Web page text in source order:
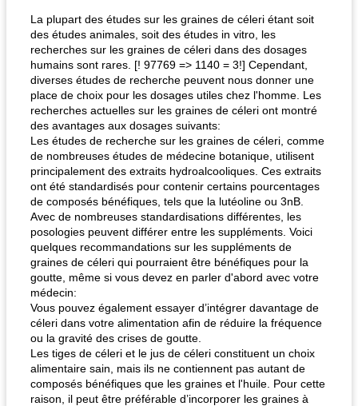
fiesta tostadas le méga's jopp joes
La plupart des études sur les graines de céleri étant soit
des études animales, soit des études in vitro, les
recherches sur les graines de céleri dans des dosages
humains sont rares. [! 97769 => 1140 = 3!] Cependant,
diverses études de recherche peuvent nous donner une
place de choix pour les dosages utiles chez l'homme. Les
recherches actuelles sur les graines de céleri ont montré
des avantages aux dosages suivants:
Les études de recherche sur les graines de céleri, comme
de nombreuses études de médecine botanique, utilisent
principalement des extraits hydroalcooliques. Ces extraits
ont été standardisés pour contenir certains pourcentages
de composés bénéfiques, tels que la lutéoline ou 3nB.
Avec de nombreuses standardisations différentes, les
posologies peuvent différer entre les suppléments. Voici
quelques recommandations sur les suppléments de
graines de céleri qui pourraient être bénéfiques pour la
goutte, même si vous devez en parler d'abord avec votre
médecin:
Vous pouvez également essayer d’intégrer davantage de
céleri dans votre alimentation afin de réduire la fréquence
ou la gravité des crises de goutte.
Les tiges de céleri et le jus de céleri constituent un choix
alimentaire sain, mais ils ne contiennent pas autant de
composés bénéfiques que les graines et l'huile. Pour cette
raison, il peut être préférable d’incorporer les graines à